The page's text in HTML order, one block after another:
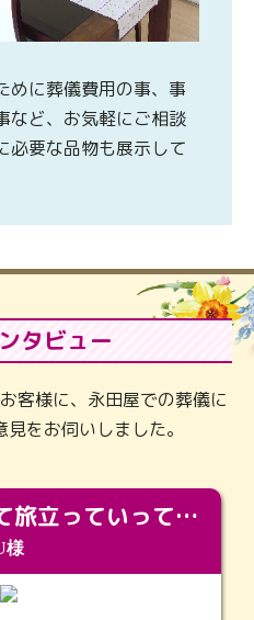
めに葬儀費用の事、事
など、お気軽にご相談
必要な品物も展示して
タビュー
客様に、永田屋での葬儀に
をお伺いしました。
「カッコよくなって旅立っていってくれました（笑）もっとカッコいいって言ってあげればよかったな」
様